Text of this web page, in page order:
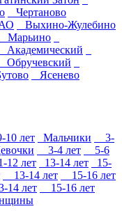
Чертаново
Выхино-Жулебино
Марьино
Академический
Обручевский
Ясенево
10 лет Мальчики
3-
3-4 лет
5-6
12 лет 13-14 лет
15-
13-14 лет
15-16 лет
14 лет
15-16 лет